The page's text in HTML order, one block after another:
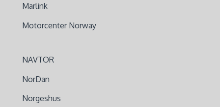
Marlink
Motorcenter Norway
NAVTOR
NorDan
Norgeshus